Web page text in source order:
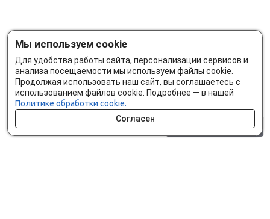
Мы используем cookie
Для удобства работы сайта, персонализации сервисов и
анализа посещаемости мы используем файлы cookie.
Продолжая использовать наш сайт, вы соглашаетесь с
использованием файлов cookie. Подробнее — в нашей
Политике обработки cookie.
Согласен